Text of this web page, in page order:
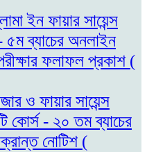
ইন ফায়ার সায়েন্স
৫ম ব্যাচের অনলাইন
পরীক্ষার ফলাফল প্রকাশ (
ও ফায়ার সায়েন্স
কোর্স - ২০ তম ব্যাচের
নোটিশ (